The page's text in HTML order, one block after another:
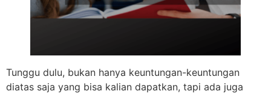
Tunggu dulu, bukan hanya keuntungan-keuntungan
diatas saja yang bisa kalian dapatkan, tapi ada juga